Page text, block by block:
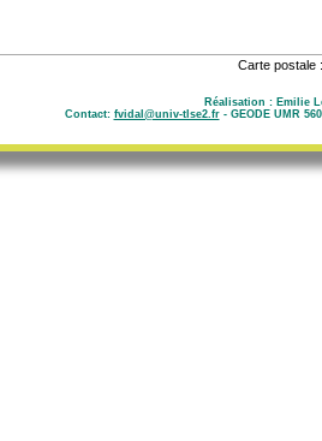
Carte postale
Réalisation : Emilie
Contact: fvidal@univ-tlse2.fr- GEODE UMR